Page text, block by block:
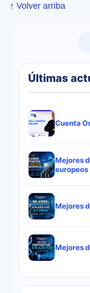
↑ Volver arriba
Últimas
Cuenta
Mejores
europeos
Mejores
Mejores